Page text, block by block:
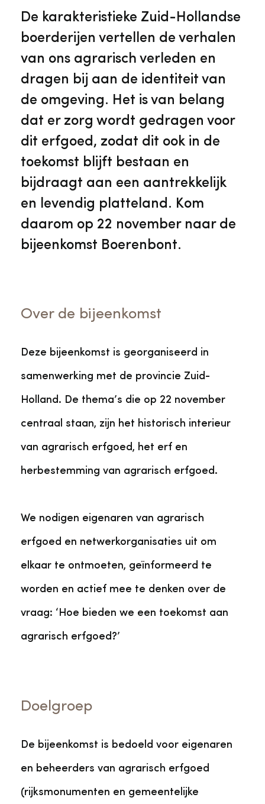
Museumplatform Zuid-Holland
Collectiebeheer
Geschiedenis van Zuid-Holland
Ervenconsulent
Bekijk alle diensten
Ons team
Over de Monumentenwacht
Voorpagina Monumentenwacht
Vacatures
Tarieven
Algemene voorwaarden
Bekijk meer over ons
De karakteristieke Zuid-Hollandse
boerderijen vertellen de verhalen
van ons agrarisch verleden en
dragen bij aan de identiteit van
de omgeving. Het is van belang
dat er zorg wordt gedragen voor
dit erfgoed, zodat dit ook in de
toekomst blijft bestaan en
bijdraagt aan een aantrekkelijk
en levendig platteland. Kom
daarom op 22 november naar de
bijeenkomst Boerenbont.
Over de bijeenkomst
Deze bijeenkomst is georganiseerd in
samenwerking met de provincie Zuid-
Holland. De thema’s die op 22 november
centraal staan, zijn het historisch interieur
van agrarisch erfgoed, het erf en
herbestemming van agrarisch erfgoed.
We nodigen eigenaren van agrarisch
erfgoed en netwerkorganisaties uit om
elkaar te ontmoeten, geïnformeerd te
worden en actief mee te denken over de
vraag: ‘Hoe bieden we een toekomst aan
agrarisch erfgoed?’
Doelgroep
De bijeenkomst is bedoeld voor eigenaren
en beheerders van agrarisch erfgoed
(rijksmonumenten en gemeentelijke